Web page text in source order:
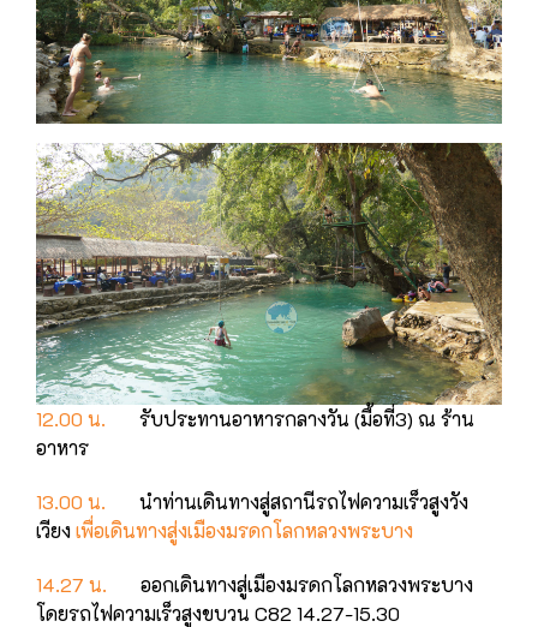
12.00 น. รับประทานอาหารกลางวัน (มื้อที่3) ณ ร้าน
อาหาร
13.00 น. นําท่านเดินทางสู่สถานีรถไฟความเร็วสูงวัง
เวียงเพื่อเดินทางสู่งเมืองมรดกโลกหลวงพระบาง
14.27 น. ออกเดินทางสู่เมืองมรดกโลกหลวงพระบาง
โดยรถไฟความเร็วสูงขบวน C82 14.27-15.30